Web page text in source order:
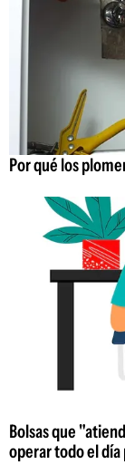
Por qué los
Bolsas que
operar todo el